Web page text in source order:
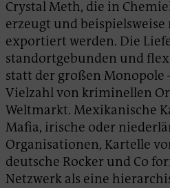
Crystal Meth, die in
erzeugt und
exportiert werden. Die
standortgebunden und
statt der großen Monopole
Vielzahl von kriminellen
Weltmarkt. Mexikanische
Mafia, irische oder
Organisationen, Kartelle
deutsche Rocker und Co
Netzwerk als eine